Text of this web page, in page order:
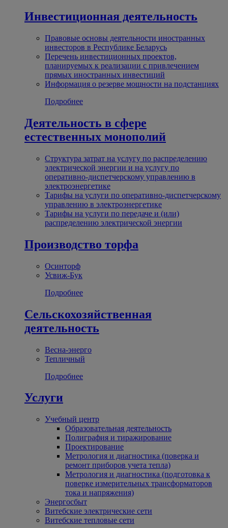
Инвестиционная деятельность
Правовые основы деятельности иностранных
инвесторов в Республике Беларусь
Перечень инвестиционных проектов,
планируемых к реализации с привлечением
прямых иностранных инвестиций
Информация о резерве мощности на подстанциях
Подробнее
Деятельность в сфере
естественных монополий
Структура затрат на услугу по распределению
электрической энергии и на услугу по
оперативно-диспетчерскому управлению в
электроэнергетике
Тарифы на услуги по оперативно-диспетчерскому
управлению в электроэнергетике
Тарифы на услуги по передаче и (или)
распределению электрической энергии
Производство торфа
Осинторф
Усвиж-Бук
Подробнее
Сельскохозяйственная
деятельность
Весна-энерго
Тепличный
Подробнее
Услуги
Учебный центр
Образовательная деятельность
Полиграфия и тиражирование
Проектирование
Метрология и диагностика (поверка и
ремонт приборов учета тепла)
Метрология и диагностика (подготовка к
поверке измерительных трансформаторов
тока и напряжения)
Энергосбыт
Витебские электрические сети
Витебские тепловые сети